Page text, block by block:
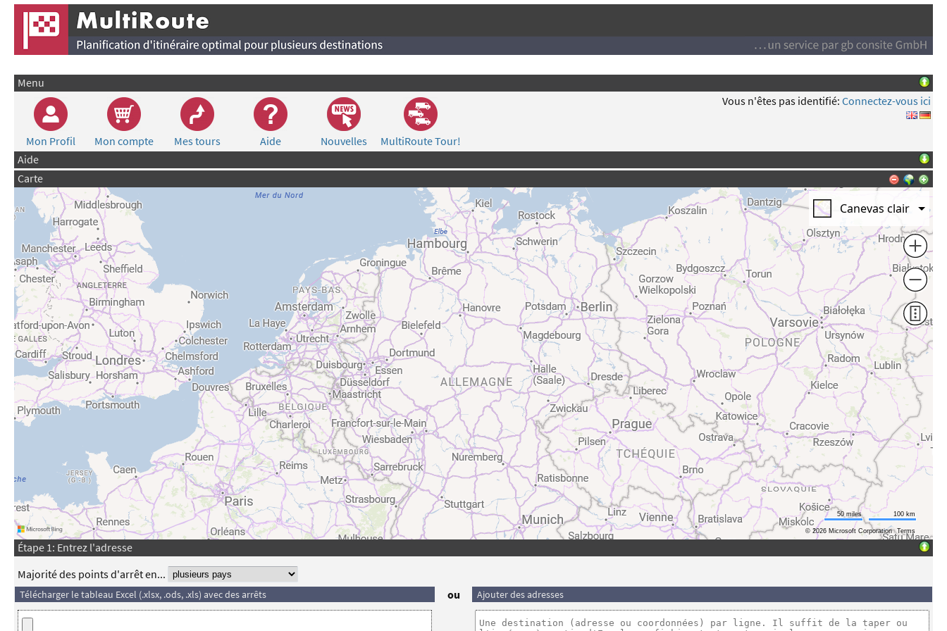
Menu
Mon Profil Mon compte Mes tours Aide Nouvelles MultiRoute Tour!
Vous n'êtes pas identifié: Connectez-vous ici
Aide
Carte
Canevas clair
50 miles 100 km
© 2026 Microsoft Corporation Terms
Étape 1: Entrez l'adresse
Majorité des points d'arrêt en...
Télécharger le tableau Excel (.xlsx, .ods, .xls) avec des arrêts ou Ajouter des adresses